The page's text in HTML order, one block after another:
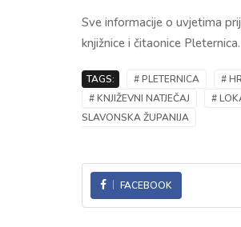
Sve informacije o uvjetima
knjižnice i čitaonice Pleternica.
TAGS: # PLETERNICA #
# KNJIŽEVNI NATJEČAJ
#
SLAVONSKA ŽUPANIJA
FACEBOOK